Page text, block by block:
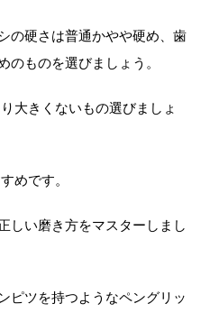
の硬さは普通かやや硬め、歯
のものを選びましょう。
大きくないもの選びましょ
めです。
しい磨き方をマスターしまし
ピツを持つようなペングリッ